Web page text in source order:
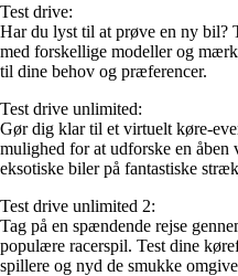
Test drive:
Har du lyst til at prøve en ny bil?
med forskellige modeller og
til dine behov og præferencer.
Test drive unlimited:
Gør dig klar til et virtuelt køre-
mulighed for at udforske en åben
eksotiske biler på fantastiske
Test drive unlimited 2:
Tag på en spændende rejse
populære racerspil. Test dine
spillere og nyd de smukke